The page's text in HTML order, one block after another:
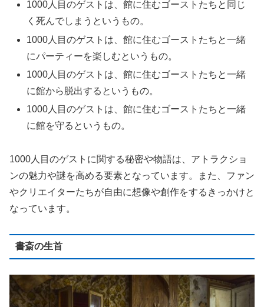
1000人目のゲストは、館に住むゴーストたちと同じ
く死んでしまうというもの。
1000人目のゲストは、館に住むゴーストたちと一緒
にパーティーを楽しむというもの。
1000人目のゲストは、館に住むゴーストたちと一緒
に館から脱出するというもの。
1000人目のゲストは、館に住むゴーストたちと一緒
に館を守るというもの。
1000人目のゲストに関する秘密や物語は、アトラクショ
ンの魅力や謎を高める要素となっています。また、ファン
やクリエイターたちが自由に想像や創作をするきっかけと
なっています。
書斎の生首